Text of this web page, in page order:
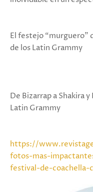
El festejo “murguero”
de los Latin Grammy
De Bizarrap a Shakira
Latin Grammy
https://
fotos-mas-
festival-de-coachella-